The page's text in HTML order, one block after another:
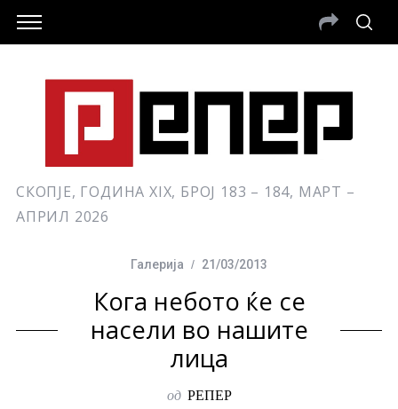
СКОПЈЕ, ГОДИНА XIX, БРОЈ 183 – 184, МАРТ –
АПРИЛ 2026
Галерија 21/03/2013
Кога небото ќе се
насели во нашите
лица
од РЕПЕР